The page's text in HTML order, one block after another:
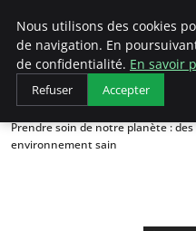
Accueil
Économie circulaire
Prendre soin de notre planète :
environnement sain
Nous utilisons des cookies
de navigation. En
de confidentialité. En savoir
Refuser Accepter